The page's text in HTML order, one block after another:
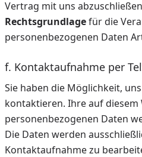
Vertrag mit uns
Rechtsgrundlagefür die
personenbezogenen Daten
f. Kontaktaufnahme per
Sie haben die Möglichkeit,
kontaktieren. Ihre auf
personenbezogenen Daten
Die Daten werden
Kontaktaufnahme zu